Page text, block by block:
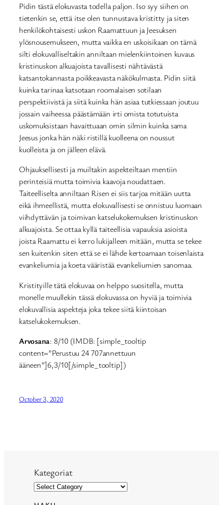
Pidin tästä elokuvasta todella paljon. Iso syy siihen on
tietenkin se, että itse olen tunnustava kristitty ja siten
henkilökohtaisesti uskon Raamattuun ja Jeesuksen
ylösnousemukseen, mutta vaikka en uskoisikaan on tämä
silti elokuvalliseltakin anniltaan mielenkiintoinen kuvaus
kristinuskon alkuajoista tavallisesti nähtävästä
katsantokannasta poikkeavasta näkökulmasta. Pidin siitä
kuinka tarinaa katsotaan roomalaisen sotilaan
perspektiivistä ja siitä kuinka hän asiaa tutkiessaan joutuu
jossain vaiheessa päästämään irti omista totutuista
uskomuksistaan havaittuaan omin silmin kuinka sama
Jeesus jonka hän näki ristillä kuolleena on noussut
kuolleista ja on jälleen elävä.
Ohjauksellisesti ja muiltakin aspekteiltaan mentiin
perinteisiä mutta toimivia kaavoja noudattaen.
Taiteelliselta anniltaan Risen ei siis tarjoa mitään uutta
eikä ihmeellistä, mutta elokuvallisesti se onnistuu luomaan
viihdyttävän ja toimivan katselukokemuksen kristinuskon
alkuajoista. Se ottaa kyllä taiteellisia vapauksia asioista
joista Raamattu ei kerro lukijalleen mitään, mutta se tekee
sen kuitenkin siten että se ei lähde kertoamaan toisenlaista
evankeliumia ja koeta vääristää evankeliumien sanomaa.
Kristityille tätä elokuvaa on helppo suositella, mutta
monelle muullekin tässä elokuvassa on hyviä ja toimivia
elokuvallisia aspekteja joka tekee siitä kiintoisan
katselukokemuksen.
Arvosana: 8/10 (IMDB: [simple_tooltip
content=”Perustuu 24 707annettuun
ääneen”]6,3/10[/simple_tooltip])
October 3, 2020
Kategoriat